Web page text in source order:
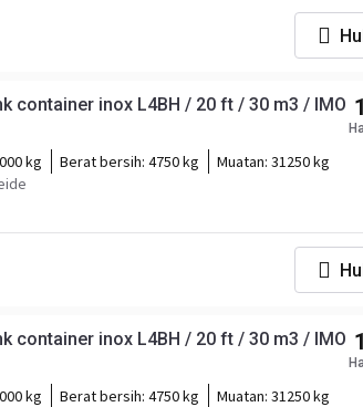
container inox L4BH / 20 ft / 30 m3 / IMO
kg Berat bersih: 4750 kg Muatan: 31250 kg
container inox L4BH / 20 ft / 30 m3 / IMO
kg Berat bersih: 4750 kg Muatan: 31250 kg